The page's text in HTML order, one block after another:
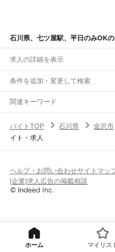
石川県、七ツ屋駅、平日のみOK
求人の詳細を表示
条件を追加・変更して検索
市区町村を追加・変更
石川県すべて
金沢市
駅を追加・変更
JR七尾線
津幡駅 中津幡駅
野町駅
押野駅
四十万駅
道法寺
職種を追加・変更
飲食・フードサービスすべて
ホールスタッフキッチンスタッ
パン屋（ベーカリー）
営業テレフォンアポインター（
フードカウンター販売員
アパレ
販売店（店長・マネージャー）
人気
日払いOK高校生歓迎
シフト
土日祝のみOK
平日のみOK 週1
雇用形態を追加・変更
派遣社員
業務委託
関連キーワード
バイトTOP
石川県 金沢市
イト・求人
ヘルプ・お問い合わせサイトマッ
[企業]求人広告の掲載相談
ホーム マイリス